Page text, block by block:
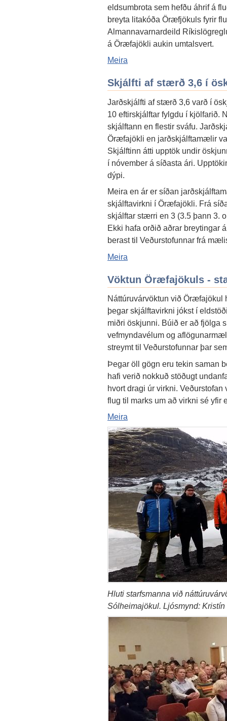
eldsumbrota sem hefðu áhrif á
breyta litakóða Öræfjökuls fyrir
Almannavarnardeild
á Öræfajökli aukin umtalsvert.
Meira
Skjálfti af stærð 3,6 í
Jarðskjálfti af stærð 3,6 varð í
10 eftirskjálftar fylgdu í kjölfarið.
skjálftann en flestir sváfu.
Öræfajökli en jarðskjálftamælir
Skjálftinn átti upptök undir
í nóvember á síðasta ári.
dýpi.
Meira en ár er síðan
skjálftavirkni í Öræfajökli. Frá
skjálftar stærri en 3 (3.5 þann 3.
Ekki hafa orðið aðrar breytingar
berast til Veðurstofunnar frá
Meira
Vöktun Öræfajökuls -
Náttúruvárvöktun við Öræfajökul
þegar skjálftavirkni jókst í
miðri öskjunni. Búið er að fjölga
vefmyndavélum og
streymt til Veðurstofunnar þar
Þegar öll gögn eru tekin saman
hafi verið nokkuð stöðugt
hvort dragi úr virkni.
flug til marks um að virkni sé
Meira
Hluti starfsmanna við
Sólheimajökul. Ljósmynd: Kristín